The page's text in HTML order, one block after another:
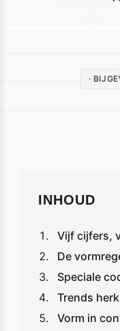
·
INHOUD
Vijf cijfers,
De
Speciale
Trends
Vorm in